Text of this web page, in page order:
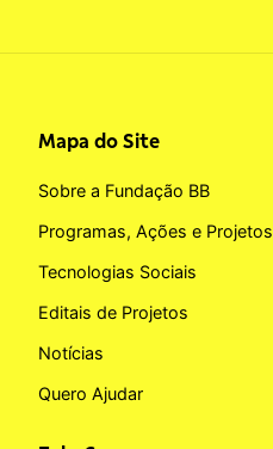
Mapa do Site
Sobre a Fundação BB
Programas, Ações e Projetos
Tecnologias Sociais
Editais de Projetos
Notícias
Quero Ajudar